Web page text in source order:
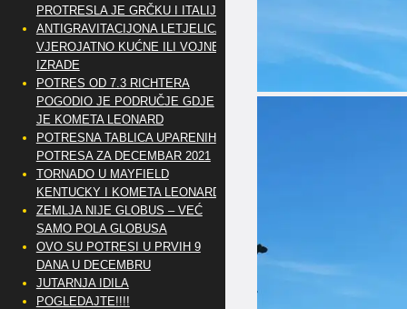
PROTRESLA JE GRČKU I ITALIJU
ANTIGRAVITACIJONA LETJELICA
VJEROJATNO KUĆNE ILI VOJNE
IZRADE
POTRES OD 7.3 RICHTERA
POGODIO JE PODRUČJE GDJE
JE KOMETA LEONARD
POTRESNA TABLICA UPARENIH
POTRESA ZA DECEMBAR 2021
TORNADO U MAYFIELD
KENTUCKY I KOMETA LEONARD
ZEMLJA NIJE GLOBUS – VEĆ
SAMO POLA GLOBUSA
OVO SU POTRESI U PRVIH 9
DANA U DECEMBRU
JUTARNJA IDILA
POGLEDAJTE!!!!